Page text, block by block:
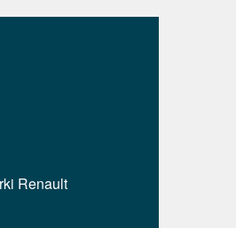
Renault